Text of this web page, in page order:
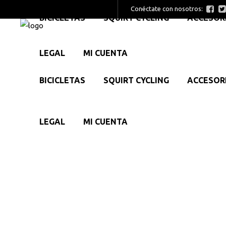
Conéctate con nosotros:
BICICLETAS SQUIRT CYCLING
LEGAL MI CUENTA
BICICLETAS SQUIRT CYCLING
LEGAL MI CUENTA